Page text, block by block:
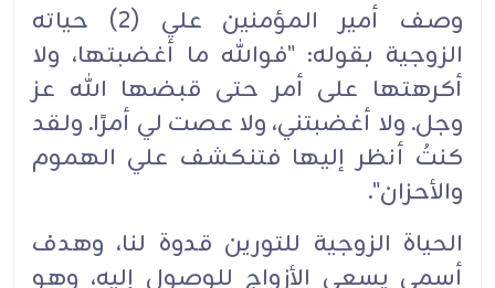
وصف أمير المؤمنين علي (2) حياته
الزوجية بقوله: "فوالله ما أغضبتها، ولا
أكرهتها على أمر حتى قبضها الله عز
وجل. ولا أغضبتني، ولا عصت لي أمرًا. ولقد
كنتُ أنظر إليها فتنكشف علي الهموم
والأحزان".
الحياة الزوجية للتورين قدوة لنا، وهدف
أسمى يسعى الأزواج للوصول إليه، وهو